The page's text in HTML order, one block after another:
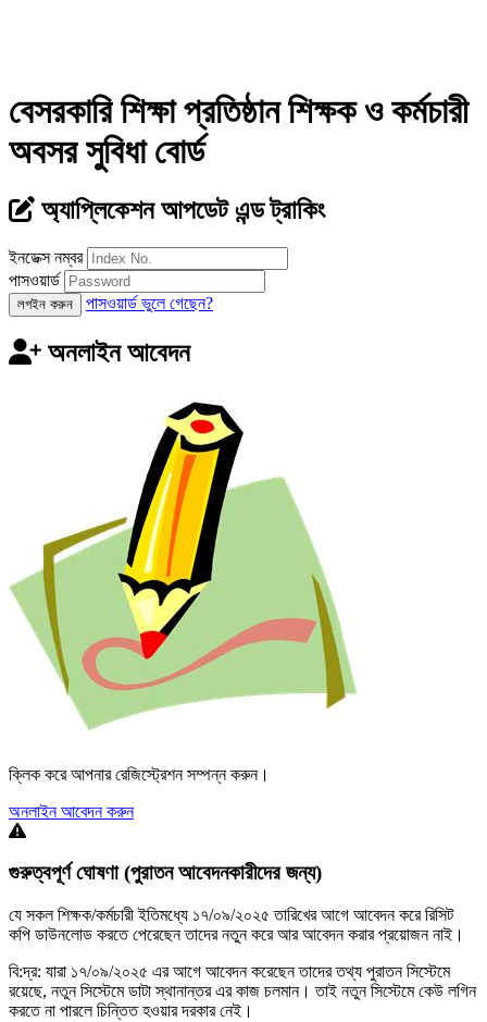
বেসরকারি শিক্ষা প্রতিষ্ঠান শিক্ষক ও কর্মচারী
অবসর সুবিধা বোর্ড
অ্যাপ্লিকেশন আপডেট এন্ড ট্রাকিং
ইনডেক্স নম্বর
পাসওয়ার্ড
লগইন করুন পাসওয়ার্ড ভুলে গেছেন?
অনলাইন আবেদন
ক্লিক করে আপনার রেজিস্ট্রেশন সম্পন্ন করুন।
অনলাইন আবেদন করুন
গুরুত্বপূর্ণ ঘোষণা (পুরাতন আবেদনকারীদের জন্য)
যে সকল শিক্ষক/কর্মচারী ইতিমধ্যে ১৭/০৯/২০২৫ তারিখের আগে আবেদন করে রিসিট
কপি ডাউনলোড করতে পেরেছেন তাদের নতুন করে আর আবেদন করার প্রয়োজন নাই।
বি:দ্র: যারা ১৭/০৯/২০২৫ এর আগে আবেদন করেছেন তাদের তথ্য পুরাতন সিস্টেমে
রয়েছে, নতুন সিস্টেমে ডাটা স্থানান্তর এর কাজ চলমান। তাই নতুন সিস্টেমে কেউ লগিন
করতে না পারলে চিন্তিত হওয়ার দরকার নেই।